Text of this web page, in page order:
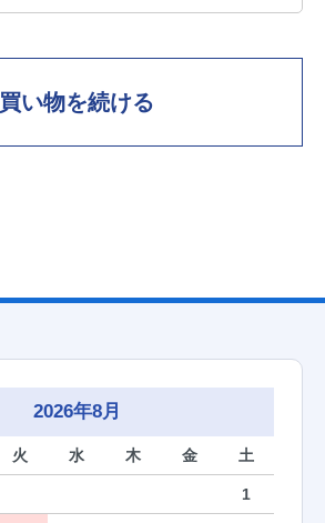
買い物を続ける
2026年8月
火 水 木 金 土
1